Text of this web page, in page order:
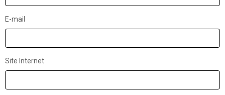
E-mail
Site Internet